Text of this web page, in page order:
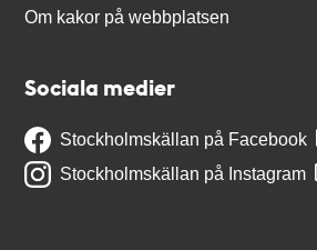
Om kakor på webbplatsen
Sociala medier
Stockholmskällan på Facebook
Stockholmskällan på Instagram